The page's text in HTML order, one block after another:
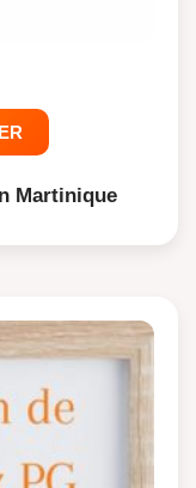
Martinique